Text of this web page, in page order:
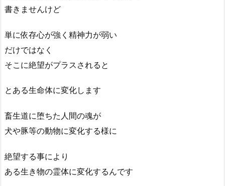
書きませんけど
単に依存心が強く精神力が弱い
だけではなく
そこに絶望がプラスされると
とある生命体に変化します
畜生道に堕ちた人間の魂が
犬や豚等の動物に変化する様に
絶望する事により
ある生き物の霊体に変化するんです